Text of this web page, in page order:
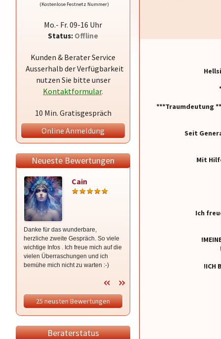
(Kostenlose Festnetz Nummer)
Mo.- Fr. 09-16 Uhr
Status: Offline
Kunden & Berater Service
Ausserhalb der Verfügbarkeit
nutzen Sie bitte unser
Kontaktformular.
10 Min. Gratisgespräch
Online Anmeldung
Neueste Bewertungen
Cain
Danke für das wunderbare,
herzliche zweite Gespräch. So viele
wichtige Infos . Ich freue mich auf die
vielen Überraschungen und ich
bemühe mich nicht zu warten :-)
25 neusten Bewertungen
Beraterstatus
***Traumdeutung
Seit
Mit
Ich
!ICH